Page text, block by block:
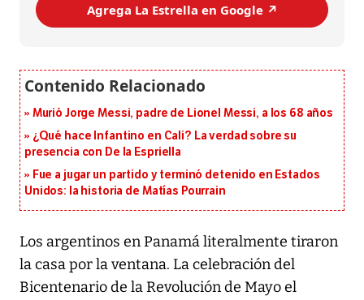
Agrega La Estrella en Google ↗️
Murió Jorge Messi, padre de Lionel Messi, a los 68 años
¿Qué hace Infantino en Cali? La verdad sobre su
presencia con De la Espriella
Fue a jugar un partido y terminó detenido en Estados
Unidos: la historia de Matías Pourrain
Los argentinos en Panamá literalmente tiraron
la casa por la ventana. La celebración del
Bicentenario de la Revolución de Mayo el